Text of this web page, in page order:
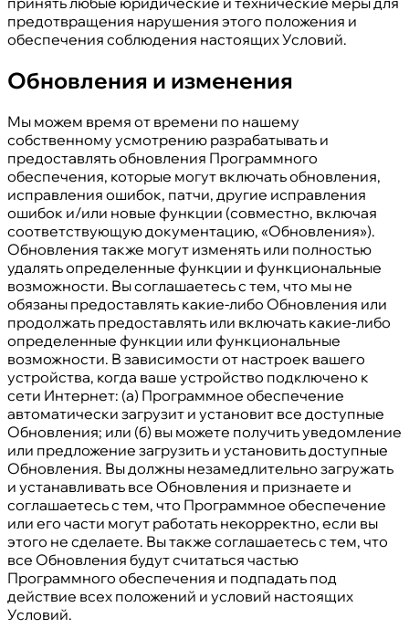
предотвращения нарушения этого положения и
обеспечения соблюдения настоящих Условий.
Обновления и изменения
Мы можем время от времени по нашему
собственному усмотрению разрабатывать и
предоставлять обновления Программного
обеспечения, которые могут включать обновления,
исправления ошибок, патчи, другие исправления
ошибок и/или новые функции (совместно, включая
соответствующую документацию, «Обновления»).
Обновления также могут изменять или полностью
удалять определенные функции и функциональные
возможности. Вы соглашаетесь с тем, что мы не
обязаны предоставлять какие-либо Обновления или
продолжать предоставлять или включать какие-либо
определенные функции или функциональные
возможности. В зависимости от настроек вашего
устройства, когда ваше устройство подключено к
сети Интернет: (а) Программное обеспечение
автоматически загрузит и установит все доступные
Обновления; или (б) вы можете получить уведомление
или предложение загрузить и установить доступные
Обновления. Вы должны незамедлительно загружать
и устанавливать все Обновления и признаете и
соглашаетесь с тем, что Программное обеспечение
или его части могут работать некорректно, если вы
этого не сделаете. Вы также соглашаетесь с тем, что
все Обновления будут считаться частью
Программного обеспечения и подпадать под
действие всех положений и условий настоящих
Условий.